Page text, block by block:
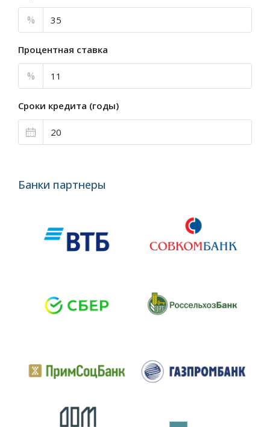
%
Процентная ставка
%
Сроки кредита (годы)
Банки партнеры